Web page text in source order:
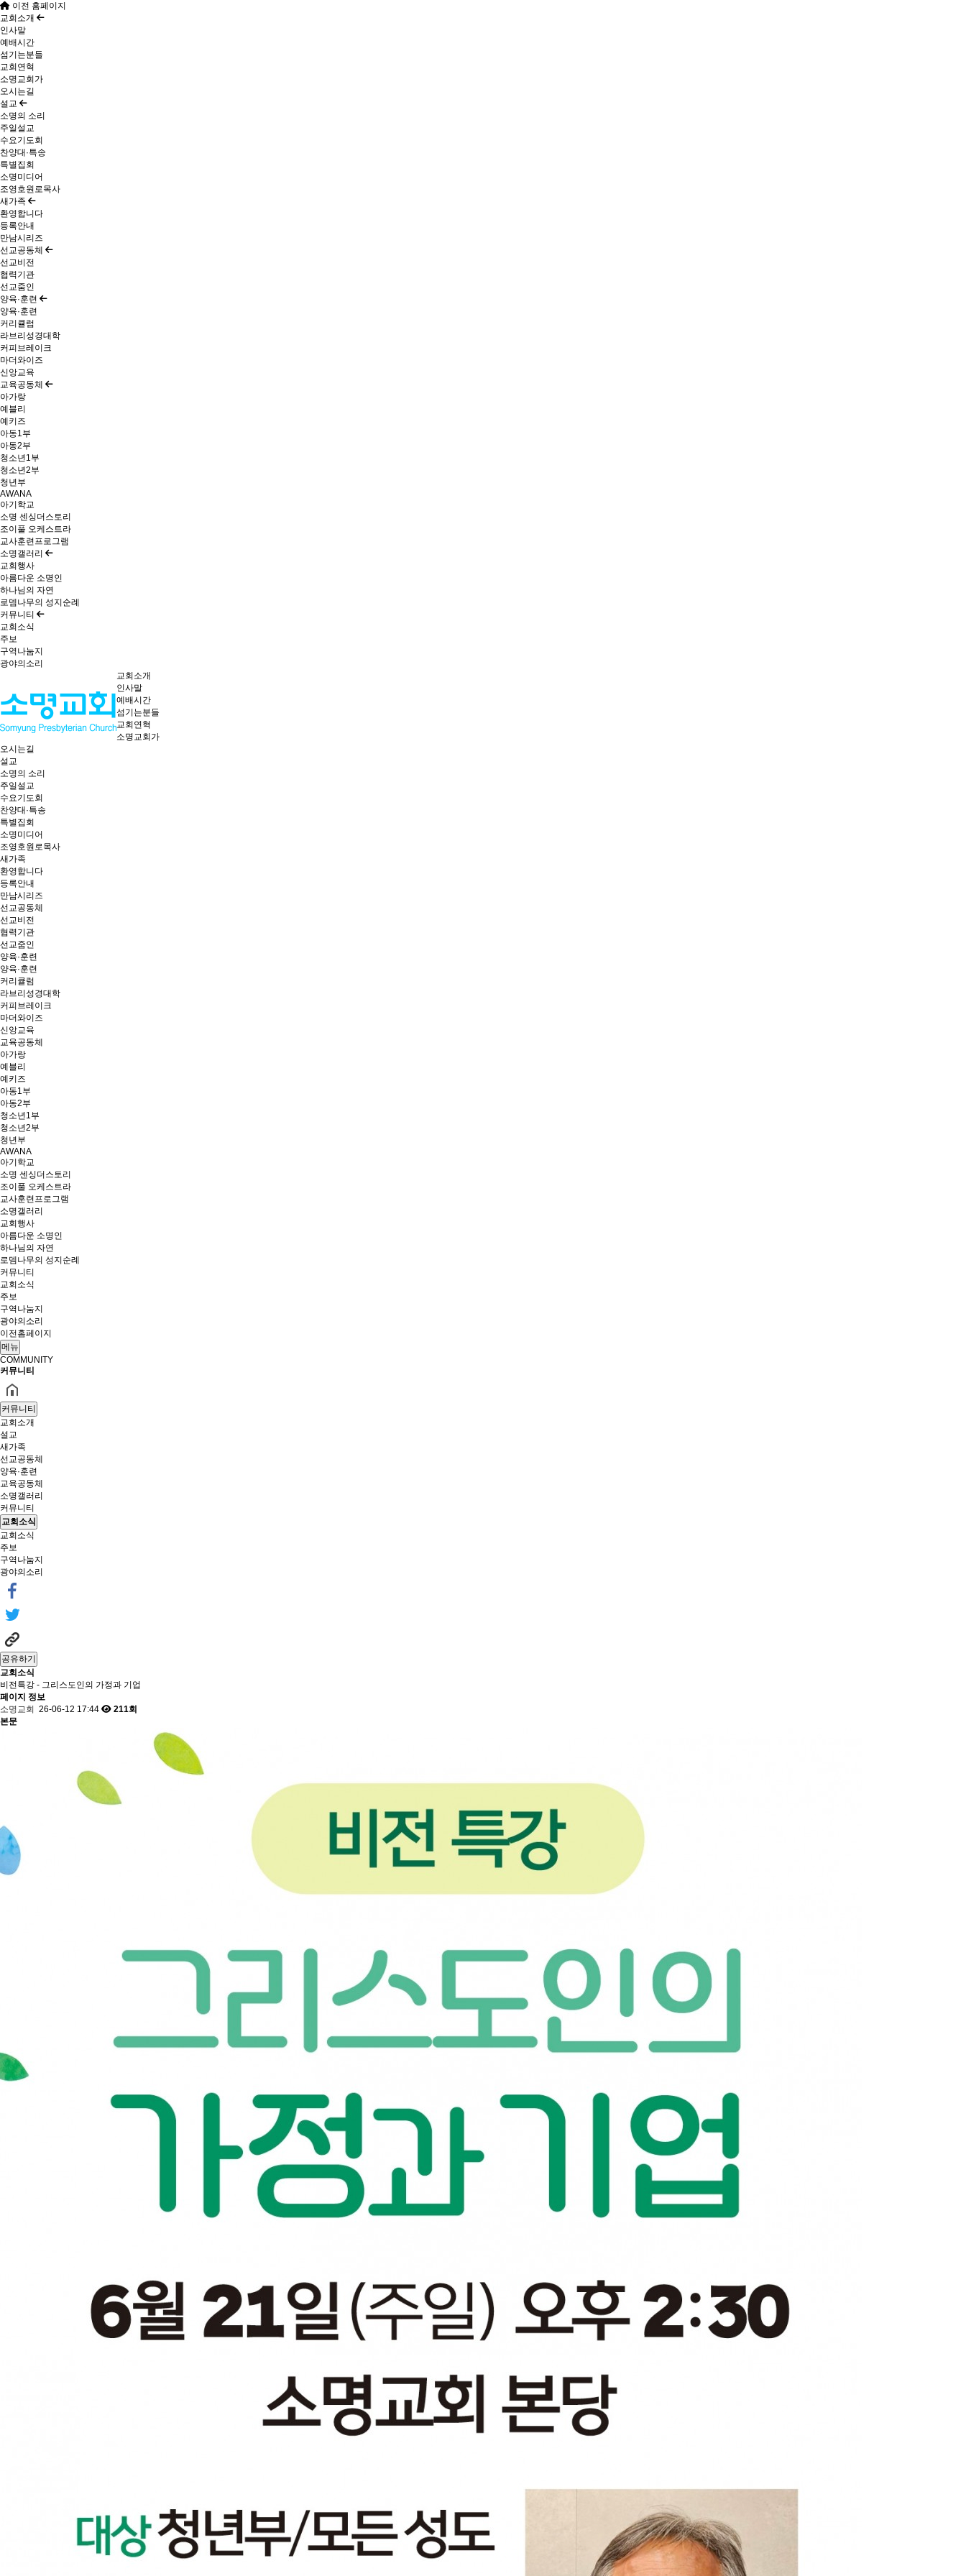
이전 홈페이지
교회소개
인사말
예배시간
섬기는분들
교회연혁
소명교회가
오시는길
설교
소명의 소리
주일설교
수요기도회
찬양대·특송
특별집회
소명미디어
조영호원로목사
새가족
환영합니다
등록안내
만남시리즈
선교공동체
선교비전
협력기관
선교줌인
양육·훈련
양육·훈련
커리큘럼
라브리성경대학
커피브레이크
마더와이즈
신앙교육
교육공동체
아가랑
예블리
예키즈
아동1부
아동2부
청소년1부
청소년2부
청년부
AWANA
아기학교
소명 센싱더스토리
조이풀 오케스트라
교사훈련프로그램
소명갤러리
교회행사
아름다운 소명인
하나님의 자연
로뎀나무의 성지순례
커뮤니티
교회소식
주보
구역나눔지
광야의소리
교회소개
인사말
예배시간
섬기는분들
교회연혁
소명교회가
오시는길
설교
소명의 소리
주일설교
수요기도회
찬양대·특송
특별집회
소명미디어
조영호원로목사
새가족
환영합니다
등록안내
만남시리즈
선교공동체
선교비전
협력기관
선교줌인
양육·훈련
양육·훈련
커리큘럼
라브리성경대학
커피브레이크
마더와이즈
신앙교육
교육공동체
아가랑
예블리
예키즈
아동1부
아동2부
청소년1부
청소년2부
청년부
AWANA
아기학교
소명 센싱더스토리
조이풀 오케스트라
교사훈련프로그램
소명갤러리
교회행사
아름다운 소명인
하나님의 자연
로뎀나무의 성지순례
커뮤니티
교회소식
주보
구역나눔지
광야의소리
이전홈페이지
메뉴
COMMUNITY
커뮤니티
커뮤니티
교회소개
설교
새가족
선교공동체
양육·훈련
교육공동체
소명갤러리
커뮤니티
교회소식
교회소식
주보
구역나눔지
광야의소리
공유하기
교회소식
비전특강 - 그리스도인의 가정과 기업
페이지 정보
소명교회
26-06-12 17:44
211회
본문